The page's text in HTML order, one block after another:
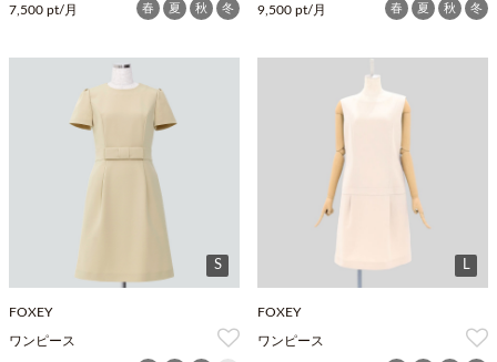
7,500 pt/月 春 夏 秋 冬 9,500 pt/月 春 夏 秋 冬
S
FOXEY
ワンピース
L
FOXEY
ワンピース